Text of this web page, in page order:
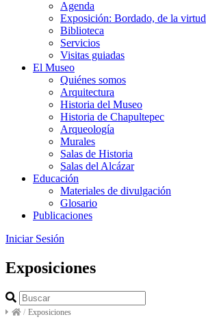
Agenda
Exposición: Bordado, de la virtud
Biblioteca
Servicios
Visitas guiadas
El Museo
Quiénes somos
Arquitectura
Historia del Museo
Historia de Chapultepec
Arqueología
Murales
Salas de Historia
Salas del Alcázar
Educación
Materiales de divulgación
Glosario
Publicaciones
Iniciar Sesión
Exposiciones
/ Exposiciones